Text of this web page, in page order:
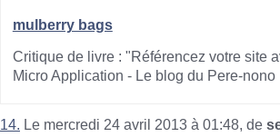
mulberry bags
Critique de livre : "Référencez votre site
Micro Application - Le blog du Pere-nono
14. Le mercredi 24 avril 2013 à 01:48, de